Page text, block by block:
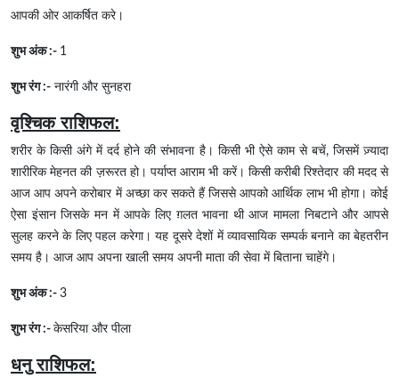
आपकी ओर आकर्षित करे।
शुभ अंक :- 1
शुभ रंग :- नारंगी और सुनहरा
वृश्चिक राशिफल:
शरीर के किसी अंगे में दर्द होने की संभावना है। किसी भी ऐसे काम से बचें, जिसमें ज़्यादा
शारीरिक मेहनत की ज़रूरत हो। पर्याप्त आराम भी करें। किसी करीबी रिश्तेदार की मदद से
आज आप अपने करोबार में अच्छा कर सकते हैं जिससे आपको आर्थिक लाभ भी होगा। कोई
ऐसा इंसान जिसके मन में आपके लिए ग़लत भावना थी आज मामला निबटाने और आपसे
सुलह करने के लिए पहल करेगा। यह दूसरे देशों में व्यावसायिक सम्पर्क बनाने का बेहतरीन
समय है। आज आप अपना खाली समय अपनी माता की सेवा में बिताना चाहेंगे।
शुभ अंक :- 3
शुभ रंग :- केसरिया और पीला
धनु राशिफल: